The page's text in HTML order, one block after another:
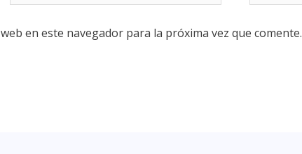
en este navegador para la próxima vez que comente.